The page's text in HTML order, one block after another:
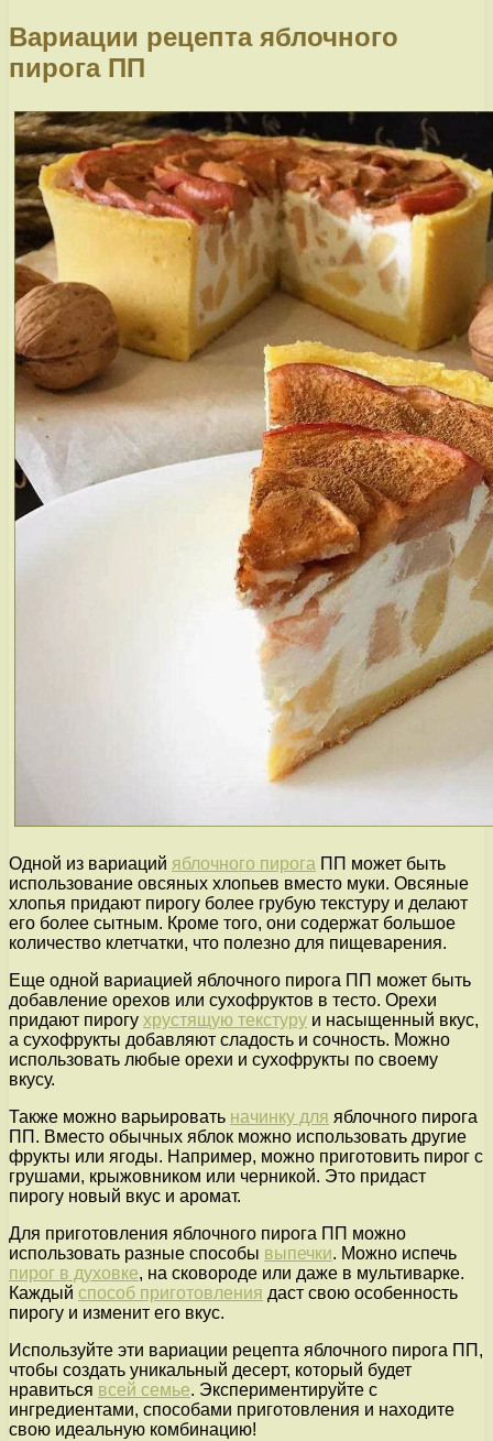
Вариации рецепта яблочного
пирога ПП
Одной из вариаций яблочного пирога ПП может быть
использование овсяных хлопьев вместо муки. Овсяные
хлопья придают пирогу более грубую текстуру и делают
его более сытным. Кроме того, они содержат большое
количество клетчатки, что полезно для пищеварения.
Еще одной вариацией яблочного пирога ПП может быть
добавление орехов или сухофруктов в тесто. Орехи
придают пирогу хрустящую текстуру и насыщенный вкус,
а сухофрукты добавляют сладость и сочность. Можно
использовать любые орехи и сухофрукты по своему
вкусу.
Также можно варьировать начинку для яблочного пирога
ПП. Вместо обычных яблок можно использовать другие
фрукты или ягоды. Например, можно приготовить пирог с
грушами, крыжовником или черникой. Это придаст
пирогу новый вкус и аромат.
Для приготовления яблочного пирога ПП можно
использовать разные способы выпечки. Можно испечь
пирог в духовке, на сковороде или даже в мультиварке.
Каждый способ приготовления даст свою особенность
пирогу и изменит его вкус.
Используйте эти вариации рецепта яблочного пирога ПП,
чтобы создать уникальный десерт, который будет
нравиться всей семье. Экспериментируйте с
ингредиентами, способами приготовления и находите
свою идеальную комбинацию!